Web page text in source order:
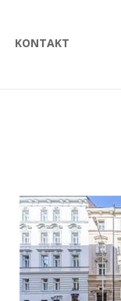
KONTAKT